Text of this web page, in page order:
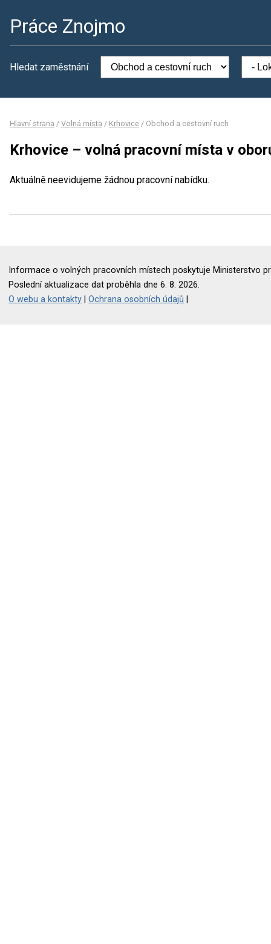
Práce Znojmo
Hledat zaměstnání
Hlavní strana / Volná místa / Krhovice / Obchod a cestovní ruch
Krhovice – volná pracovní místa v
Aktuálně neevidujeme žádnou pracovní nabídku.
Informace o volných pracovních místech poskytuje Ministerstvo
Poslední aktualizace dat proběhla dne 6. 8. 2026.
O webu a kontakty |Ochrana osobních údajů